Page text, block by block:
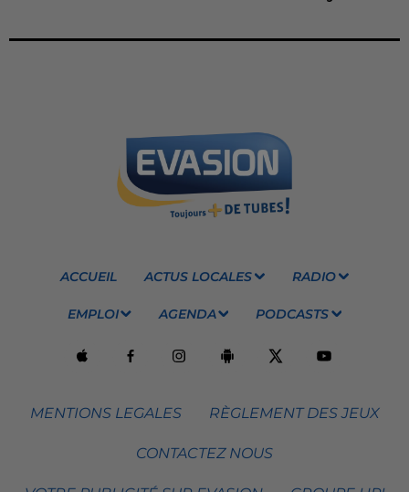
ACCUEIL ACTUS LOCALES RADIO
EMPLOI AGENDA PODCASTS
MENTIONS LEGALES RÈGLEMENT DES JEUX
CONTACTEZ NOUS